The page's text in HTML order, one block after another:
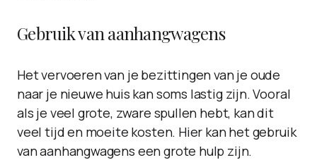
Gebruik van aanhangwagens
Het vervoeren van je bezittingen van je oude
naar je nieuwe huis kan soms lastig zijn. Vooral
als je veel grote, zware spullen hebt, kan dit
veel tijd en moeite kosten. Hier kan het gebruik
van aanhangwagens een grote hulp zijn.